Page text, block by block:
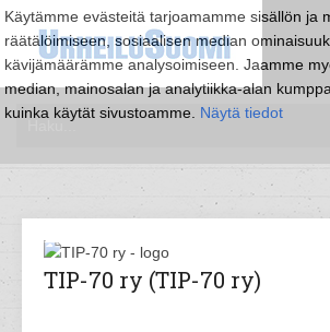
Käytämme evästeitä tarjoamamme sisällön ja
räätälöimiseen, sosiaalisen median
kävijämäärämme analysoimiseen. Jaamme
median, mainosalan ja analytiikka-alan
kuinka käytät sivustoamme. Näytä tiedot
TIP-70 ry (TIP-70 ry)